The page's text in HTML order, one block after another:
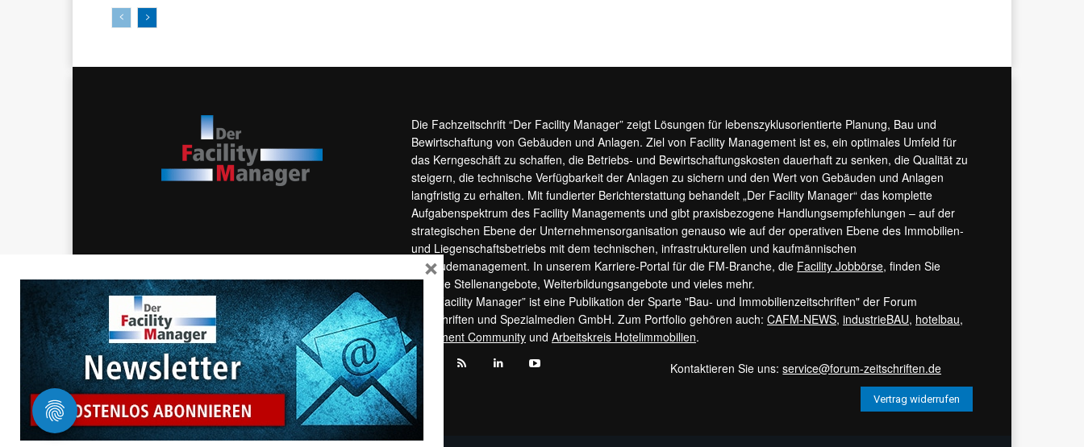
Die Fachzeitschrift “Der Facility Manager” zeigt Lösungen für lebenszyklusorientierte Planung, Bau und
Bewirtschaftung von Gebäuden und Anlagen. Ziel von Facility Management ist es, ein optimales Umfeld für
das Kerngeschäft zu schaffen, die Betriebs- und Bewirtschaftungskosten dauerhaft zu senken, die Qualität zu
steigern, die technische Verfügbarkeit der Anlagen zu sichern und den Wert von Gebäuden und Anlagen
langfristig zu erhalten. Mit fundierter Berichterstattung behandelt „Der Facility Manager“ das komplette
Aufgabenspektrum des Facility Managements und gibt praxisbezogene Handlungsempfehlungen – auf der
strategischen Ebene der Unternehmensorganisation genauso wie auf der operativen Ebene des Immobilien-
und Liegenschaftsbetriebs mit dem technischen, infrastrukturellen und kaufmännischen
Gebäudemanagement. In unserem Karriere-Portal für die FM-Branche, die Facility Jobbörse, finden Sie
aktuelle Stellenangebote, Weiterbildungsangebote und vieles mehr.
“Der Facility Manager” ist eine Publikation der Sparte "Bau- und Immobilienzeitschriften" der Forum
Zeitschriften und Spezialmedien GmbH. Zum Portfolio gehören auch: CAFM-NEWS, industrieBAU, hotelbau,
Apartment Community und Arbeitskreis Hotelimmobilien.
Kontaktieren Sie uns:service@forum-zeitschriften.de
Vertrag widerrufen
×